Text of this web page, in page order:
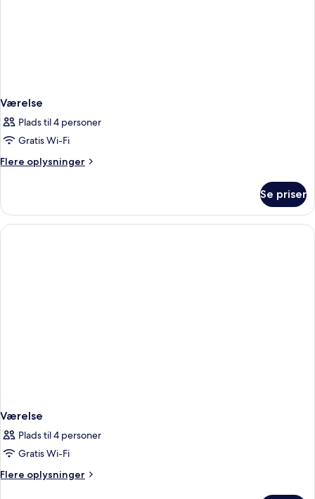
Værelse
Plads til 4 personer
Gratis Wi-Fi
Flere oplysninger
Flere
Se priser
Værelse
Plads til 4 personer
Gratis Wi-Fi
Flere oplysninger
Flere